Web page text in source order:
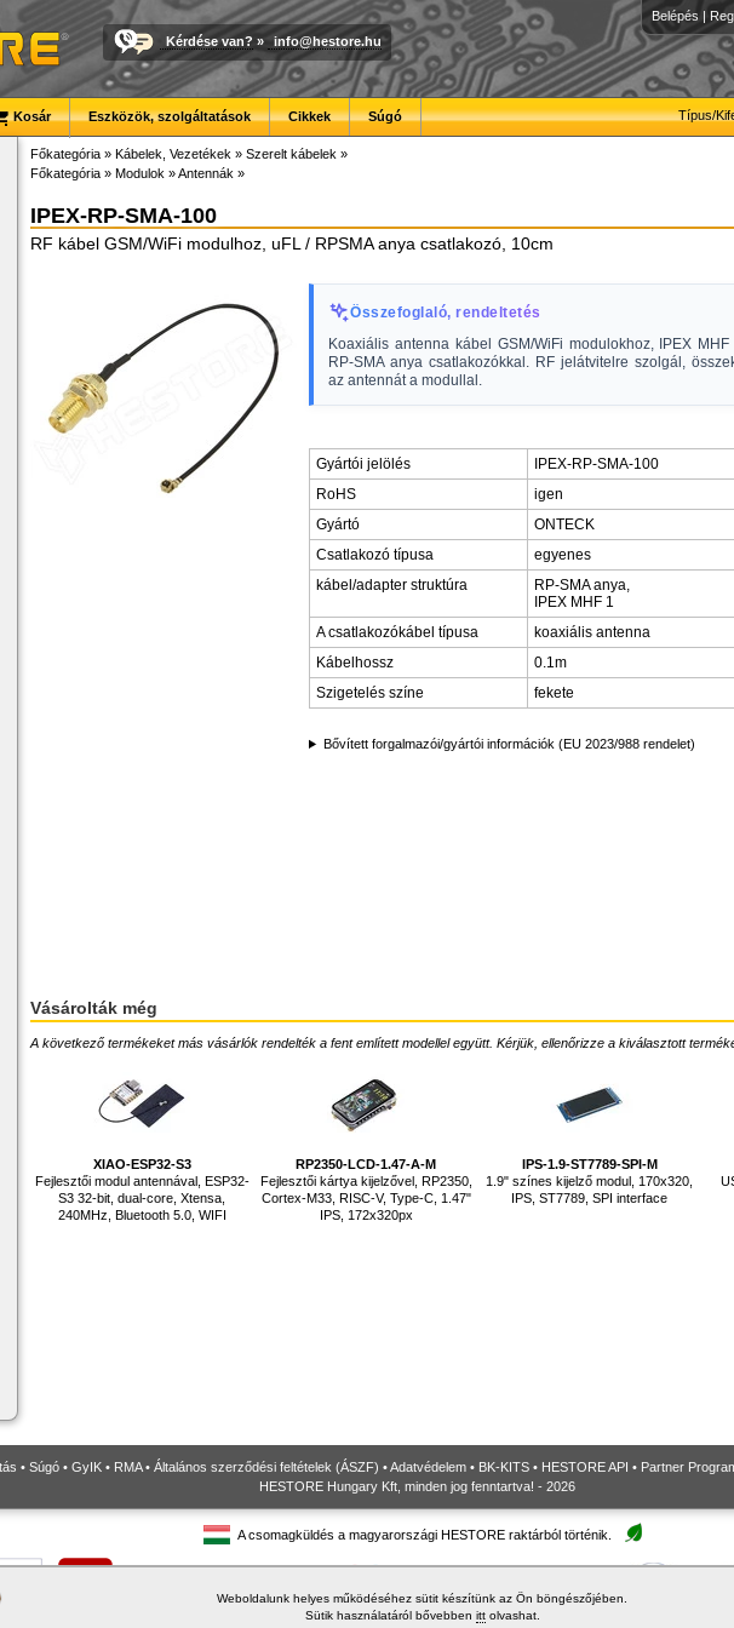
Belépés |
Kérdése van? » info@hestore.hu
Típus/
Kosár Eszközök, szolgáltatások Cikkek Súgó
Főkategória » Kábelek, Vezetékek » Szerelt kábelek »
Főkategória » Modulok »Antennák »
IPEX-RP-SMA-100
RF kábel GSM/WiFi modulhoz, uFL / RPSMA anya csatlakozó, 10cm
Összefoglaló, rendeltetés
Koaxiális antenna kábel GSM/WiFi modulokhoz, IPEX
RP-SMA anya csatlakozókkal. RF jelátvitelre szolgál,
az antennát a modullal.
Gyártói jelölés
IPEX-RP-SMA-100
RoHS
igen
Gyártó
ONTECK
Csatlakozó típusa
egyenes
kábel/adapter struktúra
RP-SMA anya,
IPEX MHF 1
A csatlakozókábel típusa
koaxiális antenna
Kábelhossz
0.1m
Szigetelés színe
fekete
Bővített forgalmazói/gyártói információk (EU 2023/988 rendelet)
Vásárolták még
A következő termékeket más vásárlók rendelték a fent említett modellel együtt. Kérjük, ellenőrizze a kiválasztott
XIAO-ESP32-S3
Fejlesztői modul antennával, ESP32-
S3 32-bit, dual-core, Xtensa,
240MHz, Bluetooth 5.0, WIFI
RP2350-LCD-1.47-A-M
Fejlesztői kártya kijelzővel, RP2350,
Cortex-M33, RISC-V, Type-C, 1.47"
IPS, 172x320px
IPS-1.9-ST7789-SPI-M
1.9" színes kijelző modul, 170x320,
IPS, ST7789, SPI interface
• Súgó • GyIK • RMA• Általános szerződési feltételek (ÁSZF) •Adatvédelem • BK-KITS • HESTORE API • Partner
HESTORE Hungary Kft, minden jog fenntartva! - 2026
Weboldalunk helyes működéséhez sütit készítünk az Ön böngészőjében.
Sütik használatáról bővebben ittolvashat.
A csomagküldés a magyarországi HESTORE raktárból történik.